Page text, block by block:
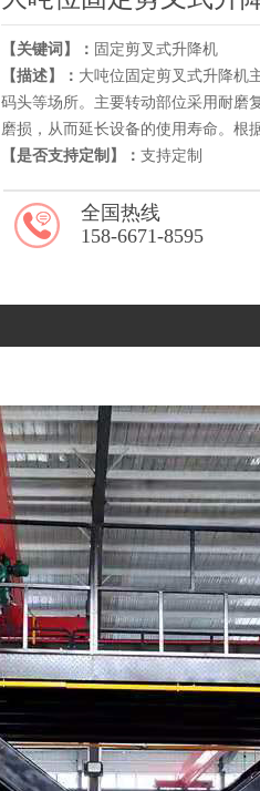
【关键词】： 固定剪叉式升降机
【描述】： 大吨位固定剪叉式升降机
码头等场所。主要转动部位采用耐磨
磨损，从而延长设备的使用寿命。根
【是否支持定制】： 支持定制
全国热线
158-6671-8595